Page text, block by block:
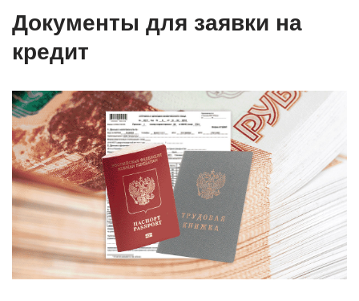
Документы для заявки на
кредит